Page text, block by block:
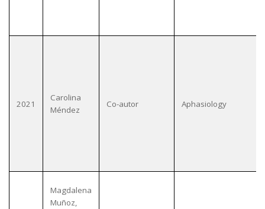
2021
Carolina
Méndez
Co-autor Aphasiology
Magdalena
Muñoz,